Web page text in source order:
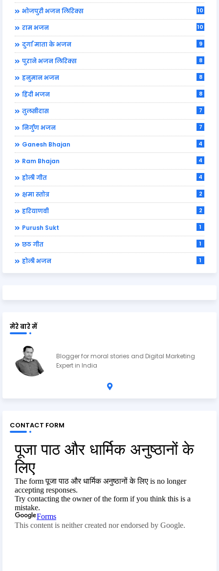
भोजपुरी भजन लिरिक्स 10
राम भजन 10
दुर्गा माता के भजन 9
पुराने भजन लिरिक्स 8
हनुमान भजन 8
हिंदी भजन 8
तुलसीदास 7
निर्गुण भजन 7
Ganesh Bhajan 4
Ram Bhajan 4
होली गीत 4
क्षमा स्तोत्र 2
हरियाणवी 2
Purush Sukt 1
छठ गीत 1
होली भजन 1
मेरे बारे में
Blogger for moral stories and Digital Marketing
Expert in India
CONTACT FORM